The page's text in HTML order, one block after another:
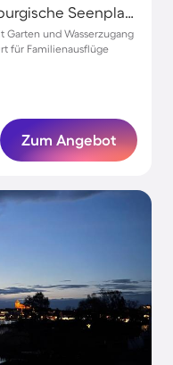
Waren (Müritz), Mecklenburgische Seenplatte, Deutschland
Garten und Wasserzugang
für Familienausflüge
Zum Angebot